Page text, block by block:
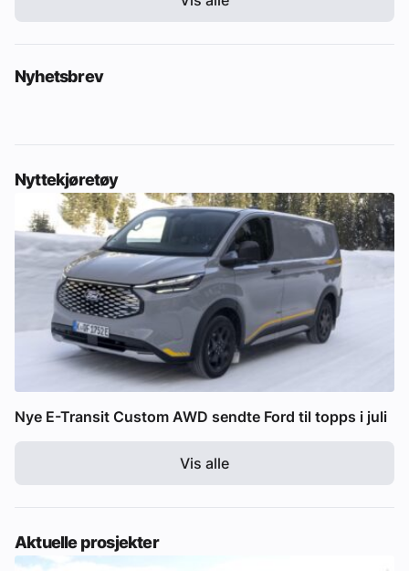
Nyhetsbrev
Nyttekjøretøy
Nye E-Transit Custom AWD sendte Ford til topps i juli
Vis alle
Aktuelle prosjekter